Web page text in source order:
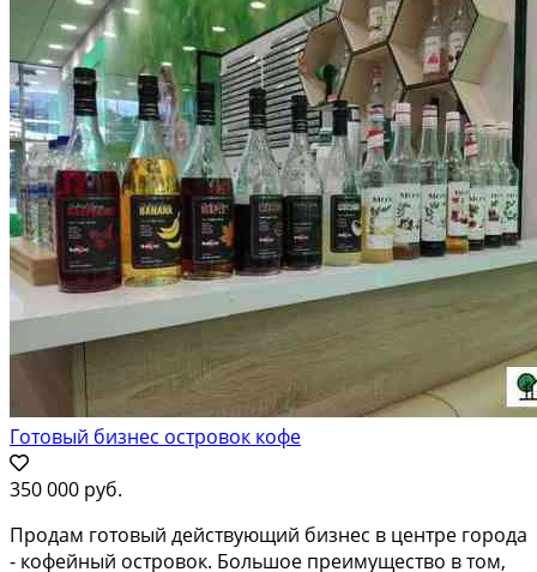
Готовый бизнес островок кофе
350 000 руб.
Продам готовый действующий бизнес в центре города
- кофейный островок. Большое преимущество в том,